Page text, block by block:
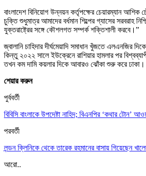
বাংলাদেশ বিনিয়োগ উন্নয়ন কর্তৃপক্ষের চেয়ারম্যান আশিক
চুক্তি শুধুমাত্র আমাদের বর্ধমান শিল্পের গ্যাসের সরবরাহ
যুক্তরাষ্ট্রের সঙ্গে কৌশলগত সম্পর্ক শক্তিশালী করবে।”
জ্বালানি চাহিদার দীর্ঘমেয়াদি সমাধান খুঁজতে এলএনজির
কিন্তু ২০২২ সালে ইউক্রেনে রাশিয়ার হামলার পর
তখন কম দামি কয়লার দিকে আবারও ঝোঁকা শুরু করে ঢাকা।
শেয়ার করুন
পুর্ববর্তী
বিবিসি বাংলাকে উপদেষ্টা নাহিদ; বিএনপির ‘কথার টোন’
পরবর্তী
লন্ডন ক্লিনিকে থেকে তারেক রহমানের‌ বাসায় গিয়েছেন
আরো..